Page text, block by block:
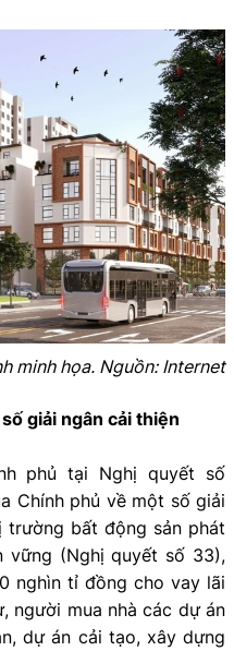
minh họa. Nguồn: Internet
giải ngân cải thiện
phủ tại Nghị quyết số
Chính phủ về một số giải
bất động sản phát
vững (Nghị quyết số 33),
nghìn tỉ đồng cho vay lãi
người mua nhà các dự án
dự án cải tạo, xây dựng